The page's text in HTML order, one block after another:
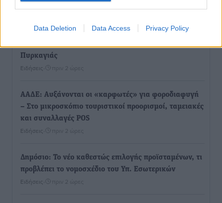
Data Deletion Data Access Privacy Policy
Σε κόκκινο συναγερμό επτά Περιφέρειες – Οι οδηγίες
Πυρκαγιάς
Ειδήσεις πριν 2 ώρες
ΑΑΔΕ: Αυξάνονται οι «καρφωτές» για φοροδιαφυγή
– Στο μικροσκόπιο τουριστικοί προορισμοί, ταμειακές
και συναλλαγές POS
Ειδήσεις πριν 2 ώρες
Δημόσιο: Το νέο καθεστώς επιλογής προϊσταμένων, τι
προβλέπει το νομοσχέδιο του Υπ. Εσωτερικών
Ειδήσεις πριν 2 ώρες